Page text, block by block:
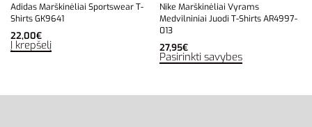
Adidas Marškinėliai Sportswear T-
Shirts GK9641
22,00€
Į krepšelį
Nike Marškinėliai Vyrams
Medvilniniai Juodi T-Shirts AR4997-
013
27,95€
Pasirinkti savybes